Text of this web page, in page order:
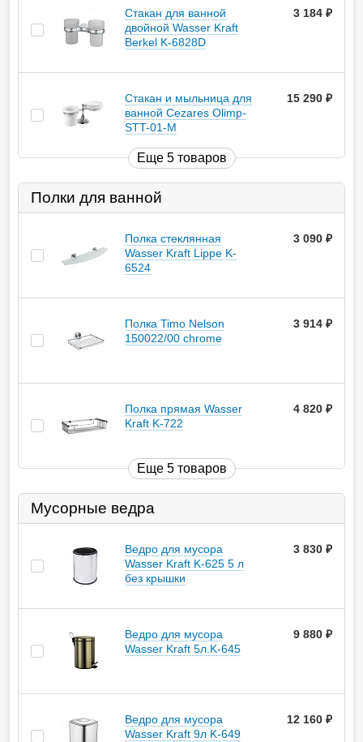
Стакан для ванной
двойной Wasser Kraft
Berkel K-6828D
3 184
Стакан и мыльница для
ванной Cezares Olimp-
STT-01-M
15 290
Еще 5 товаров
Полки для ванной
Полка стеклянная
Wasser Kraft Lippe K-
6524
3 090
Полка Timo Nelson
150022/00 chrome
3 914
Полка прямая Wasser
Kraft K-722
4 820
Еще 5 товаров
Мусорные ведра
Ведро для мусора
Wasser Kraft K-625 5 л
без крышки
3 830
Ведро для мусора
Wasser Kraft 5л.K-645
9 880
Ведро для мусора
Wasser Kraft 9л K-649
12 160